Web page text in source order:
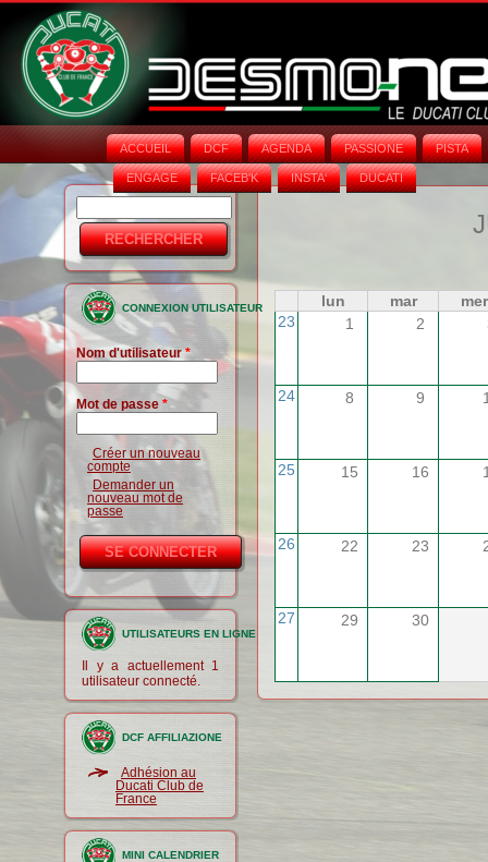
ACCUEIL DCF AGENDA PASSIONE PISTA
ENGAGE FACEB'K INSTA‘ DUCATI
Formulaire
de
recherche
CONNEXION UTILISATEUR
Nom d'utilisateur*
Mot de passe *
Créer un nouveau
compte
Demander un
nouveau mot de
passe
UTILISATEURS EN LIGNE
Il y a actuellement 1
utilisateur connecté.
DCF AFFILIAZIONE
Adhésion au
Ducati Club de
France
MINI CALENDRIER
lun mar
mer
23
1 2
24 8 9
25 15 16
26 22 23
27 29 30